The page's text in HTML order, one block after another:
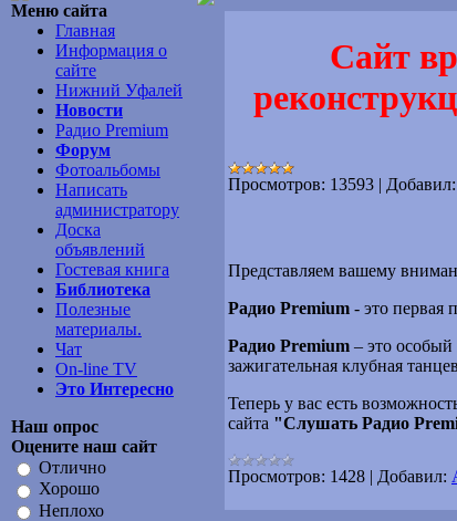
Меню сайта
Главная
Информация о
сайте
Нижний Уфалей
Новости
Радио Premium
Форум
Фотоальбомы
Написать
администратору
Доска
объявлений
Гостевая книга
Библиотека
Полезные
материалы.
Чат
On-line TV
Это Интересно
Наш опрос
Оцените наш сайт
Отлично
Хорошо
Неплохо
Сайт
Просмотров: 13593 | Добавил:
Представляем вашему
Радио Premium - это первая
Радио Premium – это
зажигательная клубная
Теперь у вас есть
сайта "Слушать Радио
Просмотров: 1428 | Добавил: